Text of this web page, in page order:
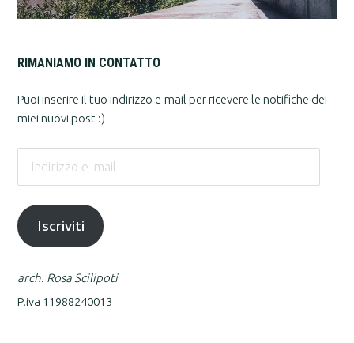
RIMANIAMO IN CONTATTO
Puoi inserire il tuo indirizzo e-mail per ricevere le notifiche dei
miei nuovi post :)
Iscriviti
arch. Rosa Scilipoti
P.iva 11988240013